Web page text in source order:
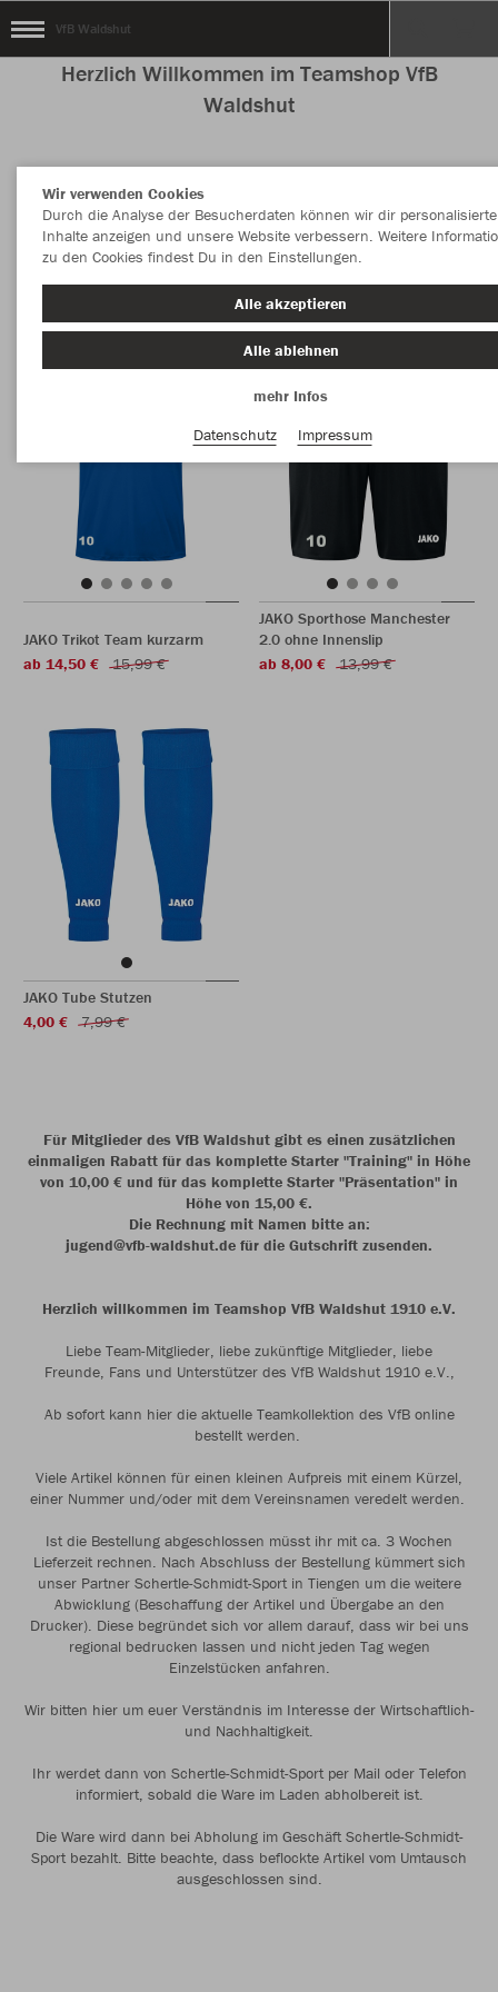
VfB Waldshut
Herzlich Willkommen im Teamshop VfB
Waldshut
Nachhaltig Farbe
JAKO Trikot Team kurzarm
ab 14,50 €
15,99 €
JAKO Sporthose Manchester
2.0 ohne Innenslip
ab 8,00 €
13,99 €
JAKO Tube Stutzen
4,00 €
7,99 €
Für Mitglieder des VfB Waldshut gibt es einen zusätzlichen
einmaligen Rabatt für das komplette Starter "Training" in Höhe
von 10,00 € und für das komplette Starter "Präsentation" in
Höhe von 15,00 €.
Die Rechnung mit Namen bitte an:
jugend@vfb-waldshut.de für die Gutschrift zusenden.
Herzlich willkommen im Teamshop VfB Waldshut 1910 e.V.
Liebe Team-Mitglieder, liebe zukünftige Mitglieder, liebe
Freunde, Fans und Unterstützer des VfB Waldshut 1910 e.V.,
Ab sofort kann hier die aktuelle Teamkollektion des VfB online
bestellt werden.
Viele Artikel können für einen kleinen Aufpreis mit einem Kürzel,
einer Nummer und/oder mit dem Vereinsnamen veredelt werden.
Ist die Bestellung abgeschlossen müsst ihr mit ca. 3 Wochen
Lieferzeit rechnen. Nach Abschluss der Bestellung kümmert sich
unser Partner Schertle-Schmidt-Sport in Tiengen um die weitere
Abwicklung (Beschaffung der Artikel und Übergabe an den
Drucker). Diese begründet sich vor allem darauf, dass wir bei uns
regional bedrucken lassen und nicht jeden Tag wegen
Einzelstücken anfahren.
Wir bitten hier um euer Verständnis im Interesse der Wirtschaftlich-
und Nachhaltigkeit.
Ihr werdet dann von Schertle-Schmidt-Sport per Mail oder Telefon
informiert, sobald die Ware im Laden abholbereit ist.
Die Ware wird dann bei Abholung im Geschäft Schertle-Schmidt-
Sport bezahlt. Bitte beachte, dass beflockte Artikel vom Umtausch
ausgeschlossen sind.
Wir verwenden Cookies
Durch die Analyse der Besucherdaten können wir dir personalisierte
Inhalte anzeigen und unsere Website verbessern. Weitere
zu den Cookies findest Du in den Einstellungen.
Alle akzeptieren
Alle ablehnen
mehr Infos
Datenschutz
Impressum